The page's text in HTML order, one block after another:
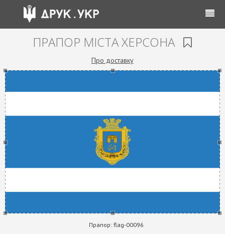
ПРАПОР МІСТА ХЕРСОНА
Про доставку
Прапор: flag-00096